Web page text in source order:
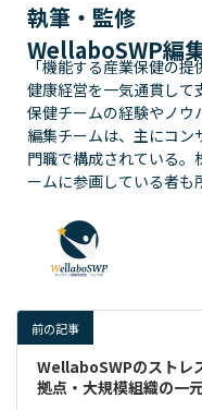
執筆・監修
WellaboSWP編
「機能する産業保健の
健康経営を一気通貫して
保健チームの経験やノウ
編集チームは、主にコン
門職で構成されている。
ームに参画している者も
前の記事
WellaboSWPのストレ
拠点・大規模組織の一